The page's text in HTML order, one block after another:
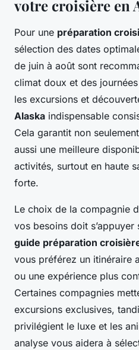
votre croisière en
Pour une préparation
sélection des dates
de juin à août sont
climat doux et des
les excursions et
Alaska indispensable
Cela garantit non
aussi une meilleure
activités, surtout en haute
forte.
Le choix de la compagnie
vos besoins doit
guide préparation
vous préférez un itinéraire
ou une expérience plus
Certaines compagnies
excursions exclusives,
privilégient le luxe et les
analyse vous aidera à